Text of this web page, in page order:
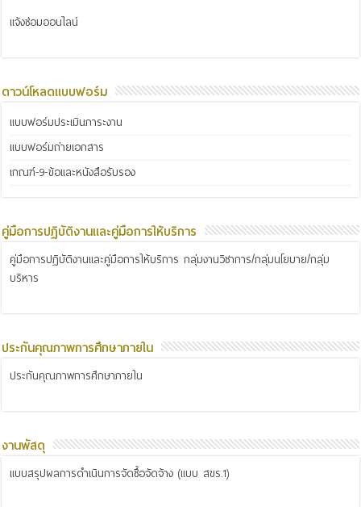
แจ้งซ่อมออนไลน์
ดาวน์โหลดแบบฟอร์ม
แบบฟอร์มประเมินภาระงาน
แบบฟอร์มถ่ายเอกสาร
เกณฑ์-9-ข้อและหนังสือรับรอง
คู่มือการปฏิบัติงานและคู่มือการให้บริการ
คู่มือการปฏิบัติงานและคู่มือการให้บริการ กลุ่มงานวิชาการ/กลุ่มนโยบาย/กลุ่ม
บริหาร
ประกันคุณภาพการศึกษาภายใน
ประกันคุณภาพการศึกษาภายใน
งานพัสดุ
แบบสรุปผลการดำเนินการจัดซื้อจัดจ้าง (แบบ สขร.1)